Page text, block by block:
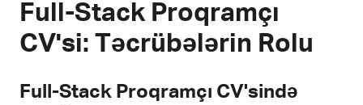
Full-Stack Proqramçı
CV'si: Təcrübələrin Rolu
Full-Stack Proqramçı CV'sində